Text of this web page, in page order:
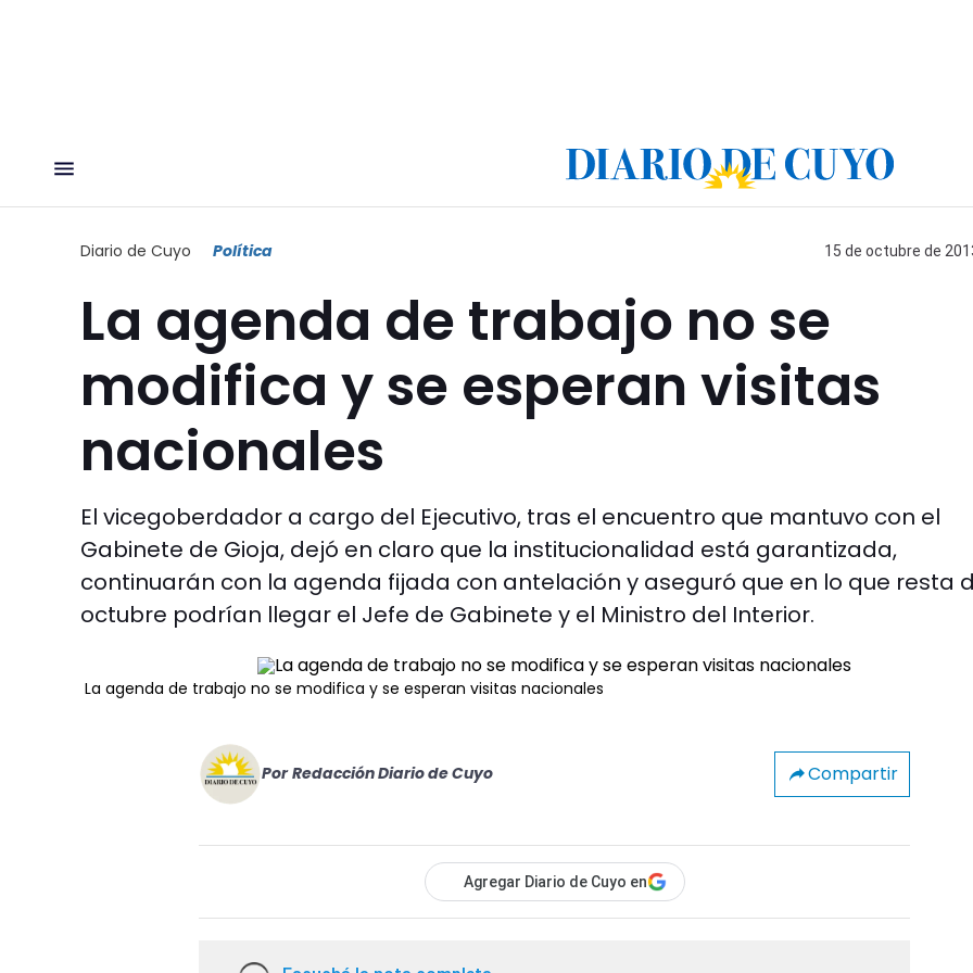
Diario de Cuyo Política 15 de octubre de
La agenda de trabajo no se
modifica y se esperan visitas
nacionales
El vicegoberdador a cargo del Ejecutivo, tras el encuentro que mantuvo con el
Gabinete de Gioja, dejó en claro que la institucionalidad está garantizada,
continuarán con la agenda fijada con antelación y aseguró que en lo que resta
octubre podrían llegar el Jefe de Gabinete y el Ministro del Interior.
La agenda de trabajo no se modifica y se esperan visitas nacionales
Por Redacción Diario de Cuyo Compartir
Agregar Diario de Cuyo en